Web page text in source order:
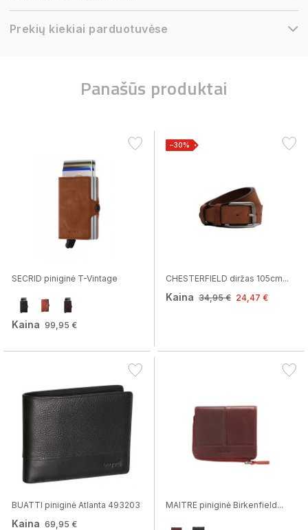
Prekių kiekiai parduotuvėse
Panašūs produktai
SECRID piniginė T-Vintage
Kaina 99,95 €
−30%
CHESTERFIELD diržas 105cm...
Kaina 34,95 € 24,47 €
BUATTI piniginė Atlanta 493203
Kaina 69,95 €
MAITRE piniginė Birkenfield...